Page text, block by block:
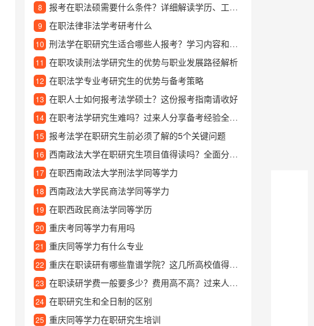
8 报考在职法硕需要什么条件？详细解读学历、工作年限等要求
9 在职法律非法学考研考什么
10 刑法学在职研究生适合哪些人报考？学习内容和就业前景分析
11 在职攻读刑法学研究生的优势与职业发展路径解析
12 在职法学专业考研究生的优势与备考策略
13 在职人士如何报考法学硕士？这份报考指南请收好
14 在职考法学研究生难吗？过来人分享备考经验全攻略
15 报考法学在职研究生前必须了解的5个关键问题
16 西南政法大学在职研究生项目值得读吗？全面分析招生优势与学习价值
17 在职西南政法大学刑法学同等学力
18 西南政法大学民商法学同等学力
19 在职西政民商法学同等学历
20 重庆考同等学力有用吗
21 重庆同等学力有什么专业
22 重庆在职读研有哪些靠谱学院？这几所高校值得关注
23 在职读研学费一般要多少？费用高不高？过来人告诉你真实情况
24 在职研究生和全日制的区别
25 重庆同等学力在职研究生培训